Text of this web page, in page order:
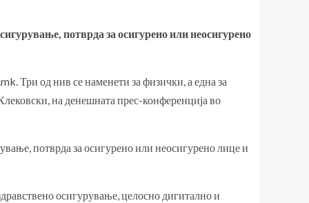
потврда за осигурено или неосигурено
Три од нив се наменети за физички, а една за
на денешната прес-конференција во
потврда за осигурено или неосигурено лице и
осигурување, целосно дигитално и